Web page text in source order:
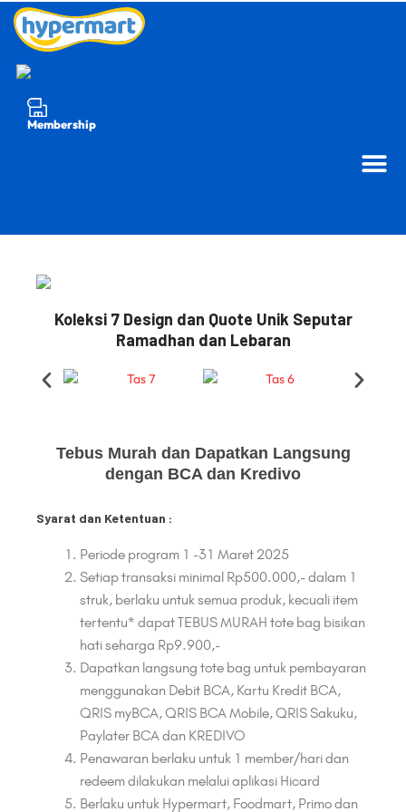
Membership
Koleksi 7 Design dan Quote Unik Seputar
Ramadhan dan Lebaran
Tebus Murah dan Dapatkan Langsung
dengan BCA dan Kredivo
Syarat dan Ketentuan :
Periode program 1 -31 Maret 2025
Setiap transaksi minimal Rp500.000,- dalam 1
struk, berlaku untuk semua produk, kecuali item
tertentu* dapat TEBUS MURAH tote bag bisikan
hati seharga Rp9.900,-
Dapatkan langsung tote bag untuk pembayaran
menggunakan Debit BCA, Kartu Kredit BCA,
QRIS myBCA, QRIS BCA Mobile, QRIS Sakuku,
Paylater BCA dan KREDIVO
Penawaran berlaku untuk 1 member/hari dan
redeem dilakukan melalui aplikasi Hicard
Berlaku untuk Hypermart, Foodmart, Primo dan